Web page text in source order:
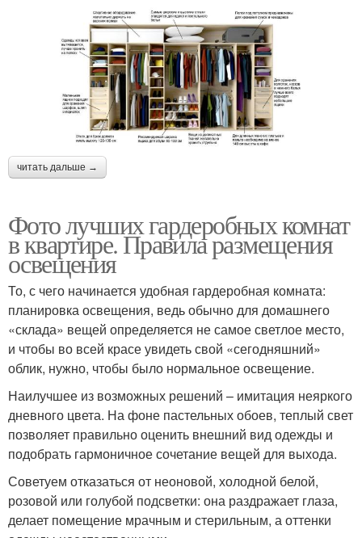
читать дальше →
Фото лучших гардеробных комнат
в квартире. Правила размещения
освещения
То, с чего начинается удобная гардеробная комната:
планировка освещения, ведь обычно для домашнего
«склада» вещей определяется не самое светлое место,
и чтобы во всей красе увидеть свой «сегодняшний»
облик, нужно, чтобы было нормальное освещение.
Наилучшее из возможных решений – имитация неяркого
дневного цвета. На фоне пастельных обоев, теплый свет
позволяет правильно оценить внешний вид одежды и
подобрать гармоничное сочетание вещей для выхода.
Советуем отказаться от неоновой, холодной белой,
розовой или голубой подсветки: она раздражает глаза,
делает помещение мрачным и стерильным, а оттенки